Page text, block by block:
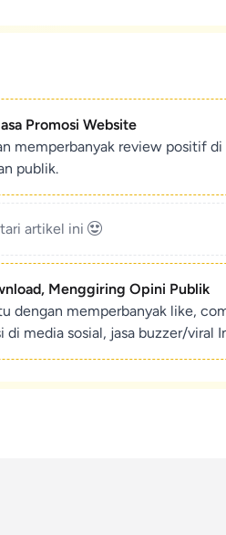
Promosi Website
memperbanyak review positif
publik.
artikel ini
Menggiring Opini Publik
dengan memperbanyak like,
media sosial, jasa buzzer/viral